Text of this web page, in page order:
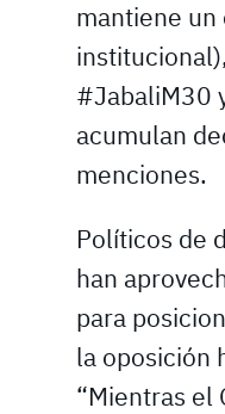
mantiene un
#JabaliM30
acumulan
menciones.
Políticos de
han
para
la oposición
“Mientras el